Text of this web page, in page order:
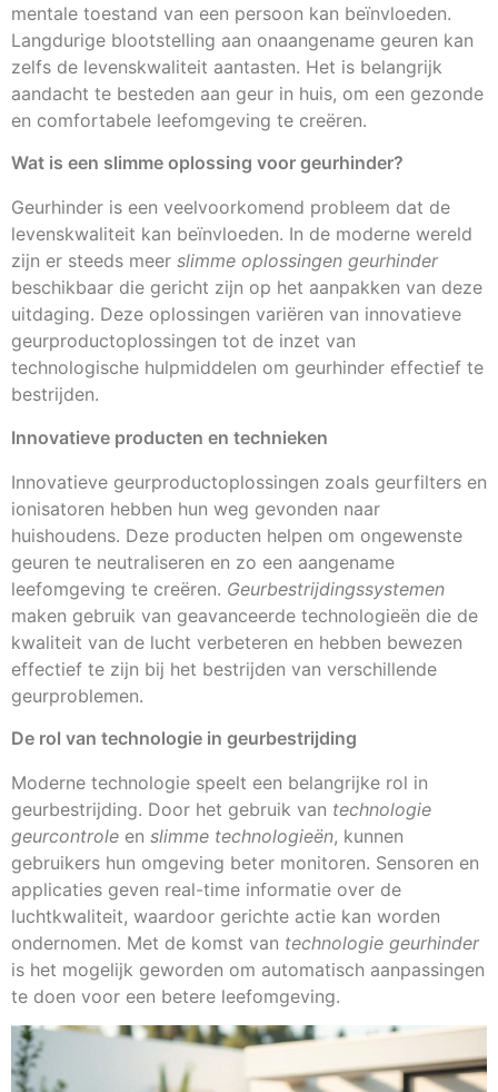
mentale toestand van een persoon kan beïnvloeden.
Langdurige blootstelling aan onaangename geuren kan
zelfs de levenskwaliteit aantasten. Het is belangrijk
aandacht te besteden aan geur in huis, om een gezonde
en comfortabele leefomgeving te creëren.
Wat is een slimme oplossing voor geurhinder?
Geurhinder is een veelvoorkomend probleem dat de
levenskwaliteit kan beïnvloeden. In de moderne wereld
zijn er steeds meer slimme oplossingen geurhinder
beschikbaar die gericht zijn op het aanpakken van deze
uitdaging. Deze oplossingen variëren van innovatieve
geurproductoplossingen tot de inzet van
technologische hulpmiddelen om geurhinder effectief te
bestrijden.
Innovatieve producten en technieken
Innovatieve geurproductoplossingen zoals geurfilters en
ionisatoren hebben hun weg gevonden naar
huishoudens. Deze producten helpen om ongewenste
geuren te neutraliseren en zo een aangename
leefomgeving te creëren. Geurbestrijdingssystemen
maken gebruik van geavanceerde technologieën die de
kwaliteit van de lucht verbeteren en hebben bewezen
effectief te zijn bij het bestrijden van verschillende
geurproblemen.
De rol van technologie in geurbestrijding
Moderne technologie speelt een belangrijke rol in
geurbestrijding. Door het gebruik van technologie
geurcontrole en slimme technologieën, kunnen
gebruikers hun omgeving beter monitoren. Sensoren en
applicaties geven real-time informatie over de
luchtkwaliteit, waardoor gerichte actie kan worden
ondernomen. Met de komst van technologie geurhinder
is het mogelijk geworden om automatisch aanpassingen
te doen voor een betere leefomgeving.